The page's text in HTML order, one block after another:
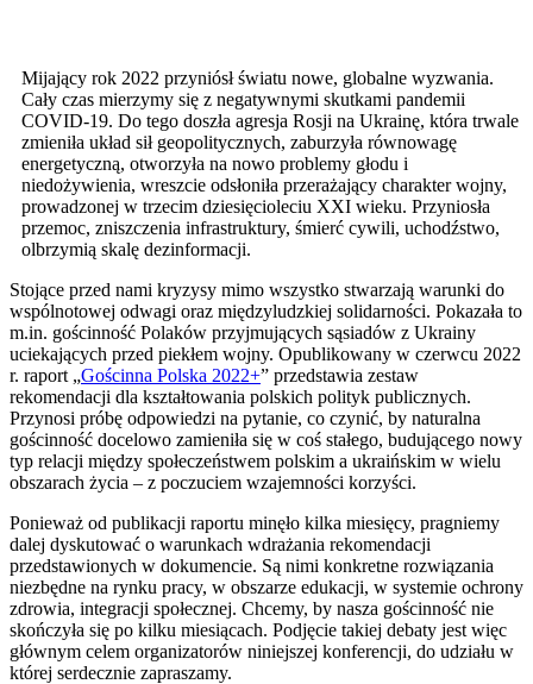
Mijający rok 2022 przyniósł światu nowe, globalne wyzwania.
Cały czas mierzymy się z negatywnymi skutkami pandemii
COVID-19. Do tego doszła agresja Rosji na Ukrainę, która trwale
zmieniła układ sił geopolitycznych, zaburzyła równowagę
energetyczną, otworzyła na nowo problemy głodu i
niedożywienia, wreszcie odsłoniła przerażający charakter wojny,
prowadzonej w trzecim dziesięcioleciu XXI wieku. Przyniosła
przemoc, zniszczenia infrastruktury, śmierć cywili, uchodźstwo,
olbrzymią skalę dezinformacji.
Stojące przed nami kryzysy mimo wszystko stwarzają warunki do
wspólnotowej odwagi oraz międzyludzkiej solidarności. Pokazała to
m.in. gościnność Polaków przyjmujących sąsiadów z Ukrainy
uciekających przed piekłem wojny. Opublikowany w czerwcu 2022
r. raport „Gościnna Polska 2022+” przedstawia zestaw
rekomendacji dla kształtowania polskich polityk publicznych.
Przynosi próbę odpowiedzi na pytanie, co czynić, by naturalna
gościnność docelowo zamieniła się w coś stałego, budującego nowy
typ relacji między społeczeństwem polskim a ukraińskim w wielu
obszarach życia – z poczuciem wzajemności korzyści.
Ponieważ od publikacji raportu minęło kilka miesięcy, pragniemy
dalej dyskutować o warunkach wdrażania rekomendacji
przedstawionych w dokumencie. Są nimi konkretne rozwiązania
niezbędne na rynku pracy, w obszarze edukacji, w systemie ochrony
zdrowia, integracji społecznej. Chcemy, by nasza gościnność nie
skończyła się po kilku miesiącach. Podjęcie takiej debaty jest więc
głównym celem organizatorów niniejszej konferencji, do udziału w
której serdecznie zapraszamy.